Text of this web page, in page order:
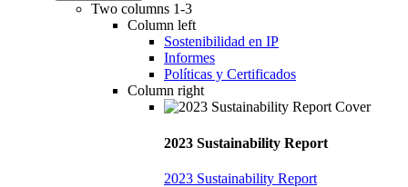
Two columns 1-3
Column left
Sostenibilidad en IP
Informes
Políticas y Certificados
Column right
2023 Sustainability Report
2023 Sustainability Report